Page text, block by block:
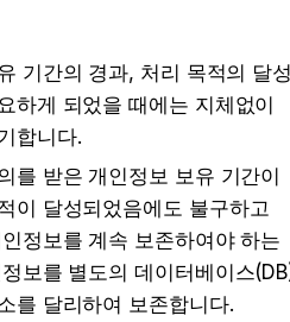
기간의 경과, 처리 목적의 달
하게 되었을 때에는 지체없이
합니다.
를 받은 개인정보 보유 기간이
이 달성되었음에도 불구하고
정보를 계속 보존하여야 하는
보를 별도의 데이터베이스
를 달리하여 보존합니다.